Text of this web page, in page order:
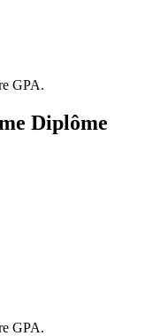
GPA.
Diplôme
GPA.